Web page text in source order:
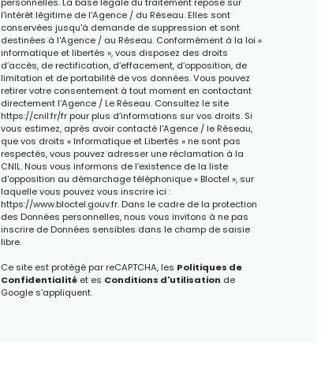
personnelles. La base légale du traitement repose sur
l'intérêt légitime de l'Agence / du Réseau. Elles sont
conservées jusqu'à demande de suppression et sont
destinées à l'Agence / au Réseau. Conformément à la loi «
informatique et libertés », vous disposez des droits
d’accès, de rectification, d’effacement, d’opposition, de
limitation et de portabilité de vos données. Vous pouvez
retirer votre consentement à tout moment en contactant
directement l’Agence / Le Réseau. Consultez le site
https://cnil.fr/frpour plus d’informations sur vos droits. Si
vous estimez, après avoir contacté l'Agence / le Réseau,
que vos droits « Informatique et Libertés » ne sont pas
respectés, vous pouvez adresser une réclamation à la
CNIL. Nous vous informons de l’existence de la liste
d'opposition au démarchage téléphonique « Bloctel », sur
laquelle vous pouvez vous inscrire ici :
https://www.bloctel.gouv.fr. Dans le cadre de la protection
des Données personnelles, nous vous invitons à ne pas
inscrire de Données sensibles dans le champ de saisie
libre.
Ce site est protégé par reCAPTCHA, les Politiques de
Confidentialitéet es Conditions d'utilisation de
Google s'appliquent.